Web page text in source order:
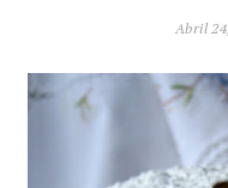
Abril